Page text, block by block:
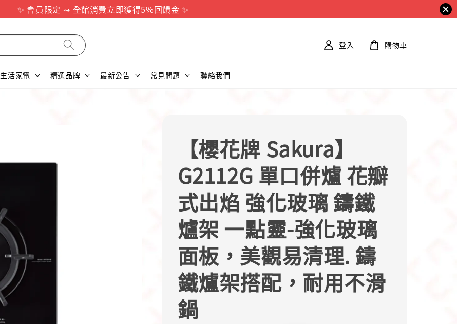
✨ 會員限定 ⇝ 全館消費立即獲得5%回饋金 ✨
生活家電 精選品牌 最新公告 常見問題 聯絡我們
登入 購物車
【櫻花牌 Sakura】
G2112G 單口併爐 花瓣
式出焰 強化玻璃 鑄鐵
爐架 一點靈-強化玻璃
面板，美觀易清理. 鑄
鐵爐架搭配，耐用不滑
鍋